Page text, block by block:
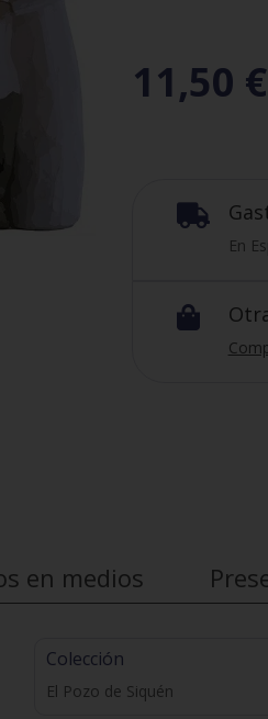
11,50 €

En

en medios
Colección
El Pozo de Siquén